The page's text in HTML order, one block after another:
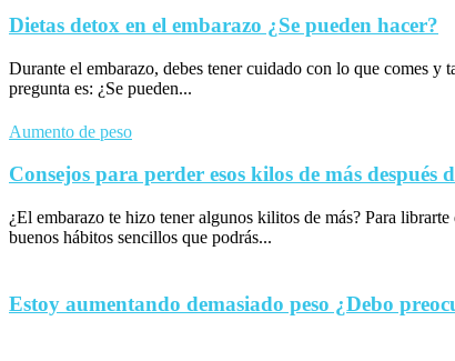
Dietas detox en el embarazo ¿Se pueden hacer?
Durante el embarazo, debes tener cuidado con lo que comes
pregunta es: ¿Se pueden...
Aumento de peso
Consejos para perder esos kilos de más después
¿El embarazo te hizo tener algunos kilitos de más? Para
buenos hábitos sencillos que podrás...
Estoy aumentando demasiado peso ¿Debo